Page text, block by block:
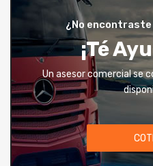
¿No encontraste
¡Té
Un asesor comercial se